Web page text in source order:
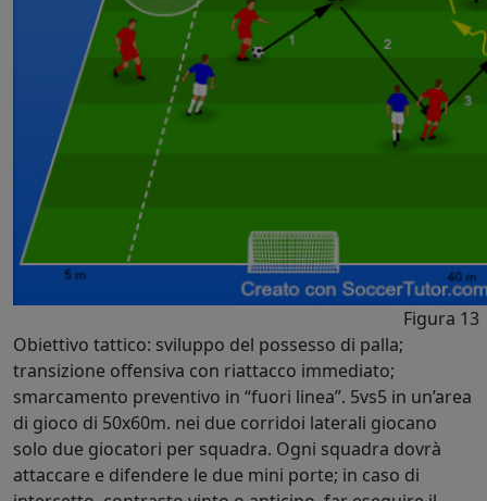
Figura 13
Obiettivo tattico: sviluppo del possesso di palla;
transizione offensiva con riattacco immediato;
smarcamento preventivo in “fuori linea”. 5vs5 in un’area
di gioco di 50x60m. nei due corridoi laterali giocano
solo due giocatori per squadra. Ogni squadra dovrà
attaccare e difendere le due mini porte; in caso di